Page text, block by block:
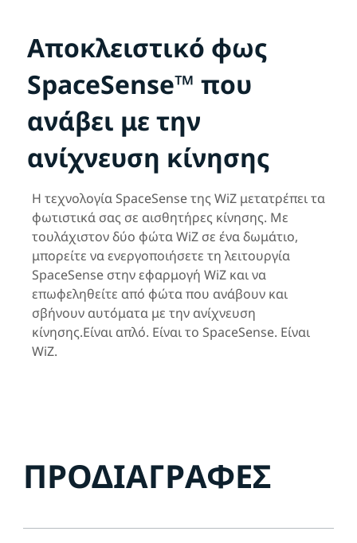
Αποκλειστικό φως
SpaceSense™ που
ανάβει με την
ανίχνευση κίνησης
Η τεχνολογία SpaceSense της WiZ μετατρέπει τα
φωτιστικά σας σε αισθητήρες κίνησης. Με
τουλάχιστον δύο φώτα WiZ σε ένα δωμάτιο,
μπορείτε να ενεργοποιήσετε τη λειτουργία
SpaceSense στην εφαρμογή WiZ και να
επωφεληθείτε από φώτα που ανάβουν και
σβήνουν αυτόματα με την ανίχνευση
κίνησης.Είναι απλό. Είναι το SpaceSense. Είναι
WiZ.
ΠΡΟΔΙΑΓΡΑΦΈΣ